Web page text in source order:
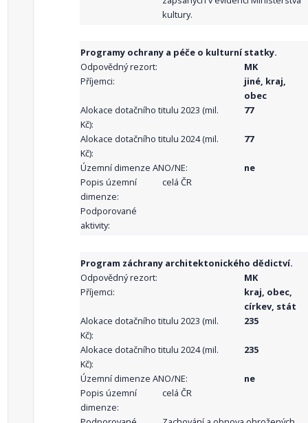
kultury.
Programy ochrany a péče o kulturní statky.
Odpovědný rezort:
MK
Příjemci:
jiné, kraj,
obec
Alokace dotačního titulu 2023 (mil.
Kč):
77
Alokace dotačního titulu 2024 (mil.
Kč):
77
Územní dimenze ANO/NE:
ne
Popis územní
dimenze:
celá ČR
Podporované
aktivity:
Program záchrany architektonického dědictví.
Odpovědný rezort:
MK
Příjemci:
kraj, obec,
církev, stát
Alokace dotačního titulu 2023 (mil.
Kč):
235
Alokace dotačního titulu 2024 (mil.
Kč):
235
Územní dimenze ANO/NE:
ne
Popis územní
dimenze:
celá ČR